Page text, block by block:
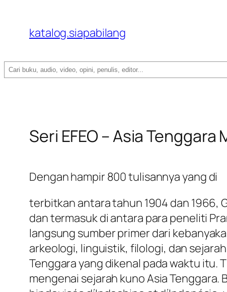
katalog.siapabilang
Search
Seri EFEO – Asia
Dengan hampir 800 tulisannya yang di
terbitkan antara tahun 1904 dan 1966,
dan termasuk di antara para peneliti
langsung sumber primer dari
arkeologi, linguistik, filologi, dan
Tenggara yang dikenal pada waktu itu.
mengenai sejarah kuno Asia